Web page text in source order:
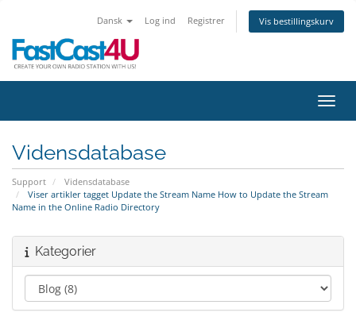
Dansk Log ind Registrer Vis bestillingskurv
Skift
Vidensdatabase
Support
Vidensdatabase
Viser artikler tagget Update the Stream Name How to Update the Stream
Name in the Online Radio Directory
Kategorier